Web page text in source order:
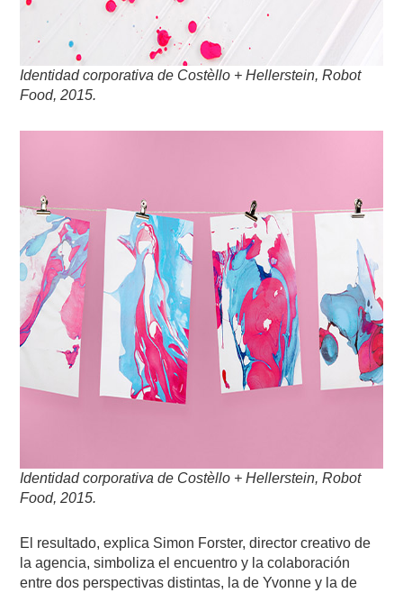
Identidad corporativa de Costèllo + Hellerstein, Robot
Food, 2015.
Identidad corporativa de Costèllo + Hellerstein, Robot
Food, 2015.
El resultado, explica Simon Forster, director creativo de
la agencia, simboliza el encuentro y la colaboración
entre dos perspectivas distintas, la de Yvonne y la de